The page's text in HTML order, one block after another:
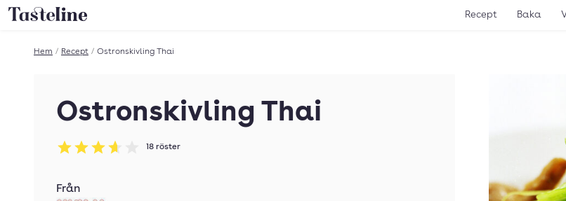
Till Tastelines startsida Recept Baka
Hem / Recept / Ostronskivling Thai
Ostronskivling Thai
Betyg: 3.67 av 5
18 röster
Från